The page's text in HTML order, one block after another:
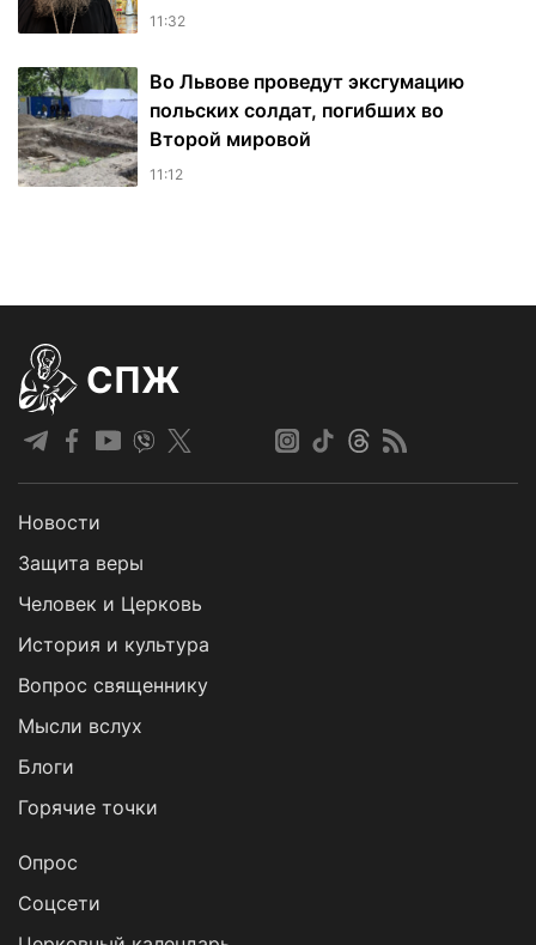
11:32
Во Львове проведут эксгумацию
польских солдат, погибших во
Второй мировой
11:12
СПЖ
Новости
Защита веры
Человек и Церковь
История и культура
Вопрос священнику
Мысли вслух
Блоги
Горячие точки
Опрос
Cоцсети